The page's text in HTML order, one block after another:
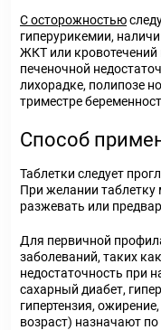
С осторожностью
гиперурикемии,
ЖКТ или
печеночной
лихорадке, полипозе
триместре
Способ
Таблетки следует
При желании
разжевать или
Для первичной
заболеваний, таких
недостаточность при
сахарный диабет,
гипертензия,
возраст) назначают